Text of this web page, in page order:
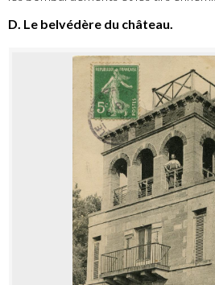
D. Le belvédère du château.